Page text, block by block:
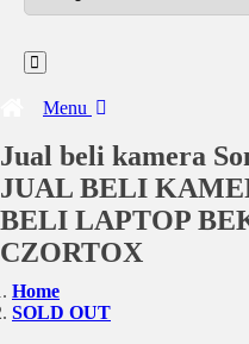
Menu
Jual beli kamera
JUAL BELI
BELI LAPTOP
CZORTOX
Home
SOLD OUT